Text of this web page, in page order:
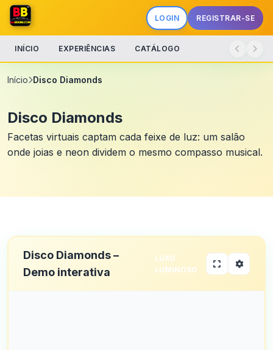
LOGIN REGISTRAR-SE
INÍCIO EXPERIÊNCIAS CATÁLOGO
Início Disco Diamonds
Disco Diamonds
Facetas virtuais captam cada feixe de luz: um salão
onde joias e neon dividem o mesmo compasso musical.
Disco Diamonds –
Demo interativa
LUXO
LUMINOSO